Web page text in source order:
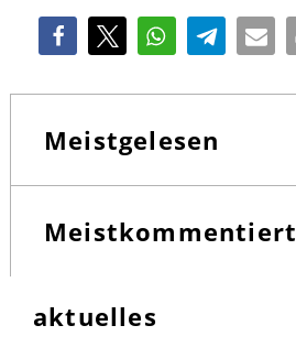
Meistgelesen
Meistkommentiert
aktuelles